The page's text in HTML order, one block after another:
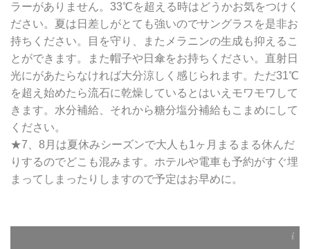
ラーがありません。33℃を超える時はどうかお気をつけく
ださい。夏は日差しがとても強いのでサングラスを是非お
持ちください。目を守り、またメラニンの生成も抑えるこ
とができます。また帽子や日傘をお持ちください。直射日
光にがあたらなければ大分涼しく感じられます。ただ31℃
を超え始めたら流石に乾燥しているとはいえモワモワして
きます。水分補給、それから糖分塩分補給もこまめにして
ください。
★7、8月は夏休みシーズンで大人も1ヶ月まるまる休んだ
りするのでどこも混みます。ホテルや電車も予約がすぐ埋
まってしまったりしますので予定はお早めに。